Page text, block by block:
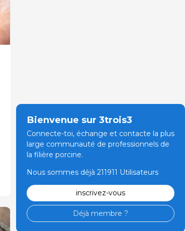
Bienvenue sur 3trois3
Connecte-toi, échange et contacte la plus
large communauté de professionnels de
la filière porcine.
Nous sommes déjà 211911 Utilisateurs
inscrivez-vous
Déjà membre ?